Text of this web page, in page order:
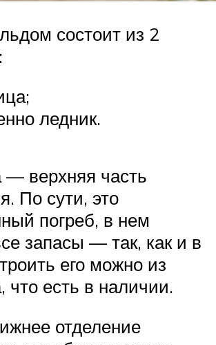
состоит из 2
ледник.
— верхняя часть
По сути, это
погреб, в нем
запасы — так, как и в
его можно из
что есть в наличии.
отделение